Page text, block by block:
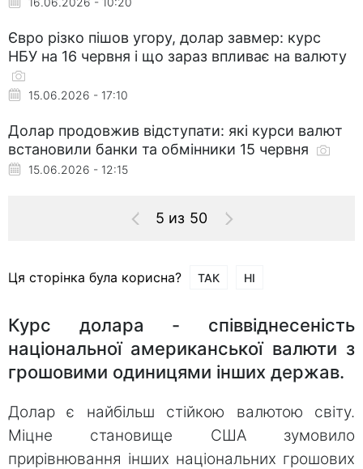
Євро різко пішов угору, долар завмер: курс
НБУ на 16 червня і що зараз впливає на валюту
15.06.2026 - 17:10
Долар продовжив відступати: які курси валют
встановили банки та обмінники 15 червня
15.06.2026 - 12:15
5 из 50
Ця сторінка була корисна? ТАК НІ
Курс долара - співвіднесеність
національної американської валюти з
грошовими одиницями інших держав.
Долар є найбільш стійкою валютою світу.
Міцне становище США зумовило
прирівнювання інших національних грошових